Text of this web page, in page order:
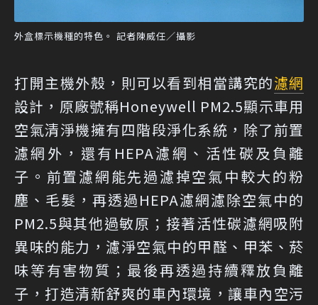
外盒標示機種的特色。 記者陳威任／攝影
打開主機外殼，則可以看到相當講究的濾網
設計，原廠號稱Honeywell PM2.5顯示車用
空氣清淨機擁有四階段淨化系統，除了前置
濾網外，還有HEPA濾網、活性碳及負離
子。前置濾網能先過濾掉空氣中較大的粉
塵、毛髮，再透過HEPA濾網濾除空氣中的
PM2.5與其他過敏原；接著活性碳濾網吸附
異味的能力，濾淨空氣中的甲醛、甲苯、菸
味等有害物質；最後再透過持續釋放負離
子，打造清新舒爽的車內環境，讓車內空污